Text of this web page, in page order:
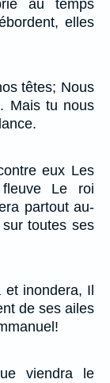
au temps
elles
têtes; Nous
Mais tu nous
eux Les
Le roi
partout au-
toutes ses
inondera, Il
de ses ailes
viendra le